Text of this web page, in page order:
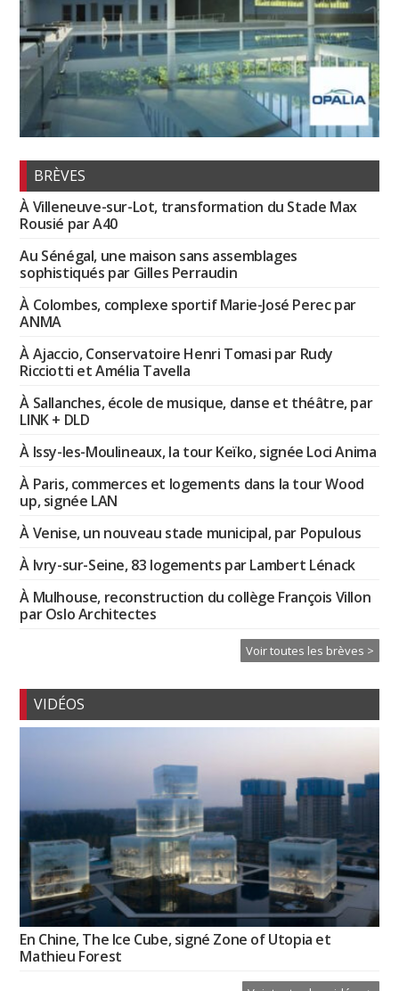
BRÈVES
À Villeneuve-sur-Lot, transformation du Stade Max
Rousié par A40
Au Sénégal, une maison sans assemblages
sophistiqués par Gilles Perraudin
À Colombes, complexe sportif Marie-José Perec par
ANMA
À Ajaccio, Conservatoire Henri Tomasi par Rudy
Ricciotti et Amélia Tavella
À Sallanches, école de musique, danse et théâtre, par
LINK + DLD
À Issy-les-Moulineaux, la tour Keïko, signée Loci Anima
À Paris, commerces et logements dans la tour Wood
up, signée LAN
À Venise, un nouveau stade municipal, par Populous
À Ivry-sur-Seine, 83 logements par Lambert Lénack
À Mulhouse, reconstruction du collège François Villon
par Oslo Architectes
Voir toutes les brèves >
VIDÉOS
En Chine, The Ice Cube, signé Zone of Utopia et
Mathieu Forest